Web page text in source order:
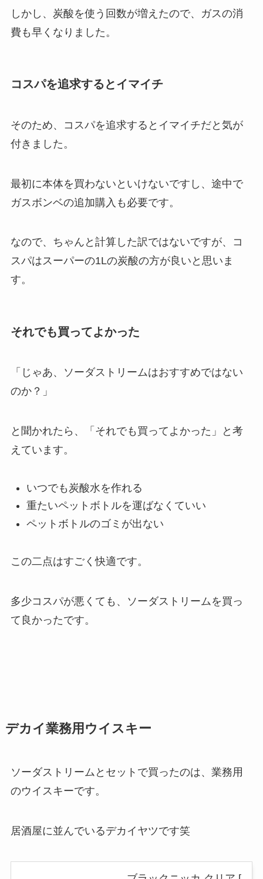
しかし、炭酸を使う回数が増えたので、ガスの消
費も早くなりました。
コスパを追求するとイマイチ
そのため、コスパを追求するとイマイチだと気が
付きました。
最初に本体を買わないといけないですし、途中で
ガスボンベの追加購入も必要です。
なので、ちゃんと計算した訳ではないですが、コ
スパはスーパーの1Lの炭酸の方が良いと思いま
す。
それでも買ってよかった
「じゃあ、ソーダストリームはおすすめではない
のか？」
と聞かれたら、「それでも買ってよかった」と考
えています。
いつでも炭酸水を作れる
重たいペットボトルを運ばなくていい
ペットボトルのゴミが出ない
この二点はすごく快適です。
多少コスパが悪くても、ソーダストリームを買っ
て良かったです。
デカイ業務用ウイスキー
ソーダストリームとセットで買ったのは、業務用
のウイスキーです。
居酒屋に並んでいるデカイヤツです笑